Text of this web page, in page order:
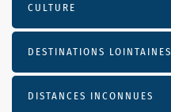
CULTURE
DESTINATIONS LOINTAINES
DISTANCES INCONNUES